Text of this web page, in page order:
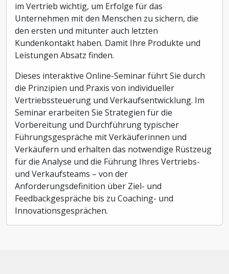
im Vertrieb wichtig, um Erfolge für das
Unternehmen mit den Menschen zu sichern, die
den ersten und mitunter auch letzten
Kundenkontakt haben. Damit Ihre Produkte und
Leistungen Absatz finden.
Dieses interaktive Online-Seminar führt Sie durch
die Prinzipien und Praxis von individueller
Vertriebssteuerung und Verkaufsentwicklung. Im
Seminar erarbeiten Sie Strategien für die
Vorbereitung und Durchführung typischer
Führungsgespräche mit Verkäuferinnen und
Verkäufern und erhalten das notwendige Rüstzeug
für die Analyse und die Führung Ihres Vertriebs-
und Verkaufsteams – von der
Anforderungsdefinition über Ziel- und
Feedbackgespräche bis zu Coaching- und
Innovationsgesprächen.